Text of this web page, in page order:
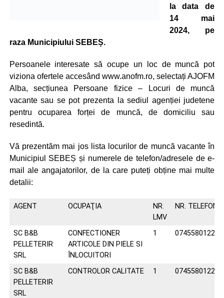
la data de
14 mai
2024, pe
raza Municipiului SEBEȘ.
Persoanele interesate să ocupe un loc de muncă pot
viziona ofertele accesând www.anofm.ro, selectați AJOFM
Alba, secțiunea Persoane fizice – Locuri de muncă
vacante sau se pot prezenta la sediul agenției judetene
pentru ocuparea forței de muncă, de domiciliu sau
resedintă.
Vă prezentăm mai jos lista locurilor de muncă vacante în
Municipiul SEBEȘ și numerele de telefon/adresele de e-
mail ale angajatorilor, de la care puteți obține mai multe
detalii:
AGENT OCUPAŢIA
NR.
LMV
NR. TELEFON/
SC B&B
PELLETERIR
SRL
CONFECTIONER
ARTICOLE DIN PIELE SI
ÎNLOCUITORI
1 0745580122
SC B&B
PELLETERIR
SRL
CONTROLOR CALITATE 1 0745580122